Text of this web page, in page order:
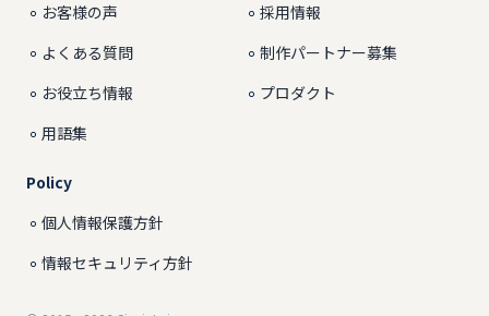
お客様の声
よくある質問
お役立ち情報
用語集
採用情報
制作パートナー募集
プロダクト
Policy
個人情報保護方針
情報セキュリティ方針